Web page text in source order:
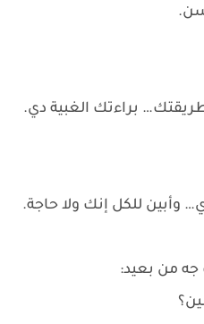
براءتك الغبية دي.
وأبين للكل إنك ولا حاجة.
من بعيد: